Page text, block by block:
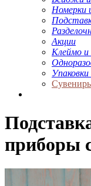
Номерки
Акции
Клеймо
приборы